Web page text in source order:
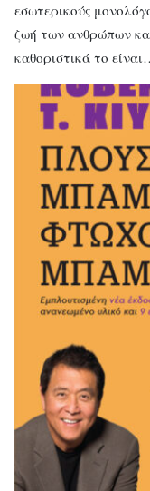
εσωτερικούς
ζωή των ανθρώπων
καθοριστικά το